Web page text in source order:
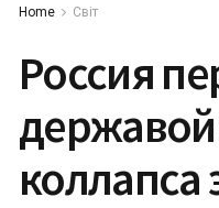
Home Світ
Россия
коллапса